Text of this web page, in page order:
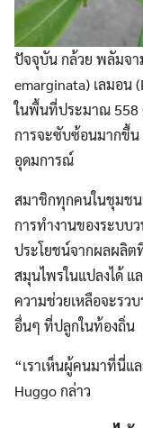
ปัจจุบัน กล้วย พลัมจา
emarginata) เลมอน
ในพื้นที่ประมาณ 558
การจะซับซ้อนมากขึ้น
อุดมการณ์
สมาชิกทุกคนในชุมชน
การทำงานของระบบ
ประโยชน์จากผลผลิต
สมุนไพรในแปลงได้
ความช่วยเหลือจะรว
อื่นๆ ที่ปลูกในท้องถิ่น
“เราเห็นผู้คนมาที่นี่แ
Huggo กล่าว